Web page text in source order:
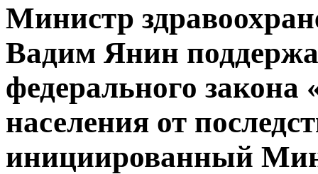
Министр
Вадим Янин
федерального закона
населения от
инициированный